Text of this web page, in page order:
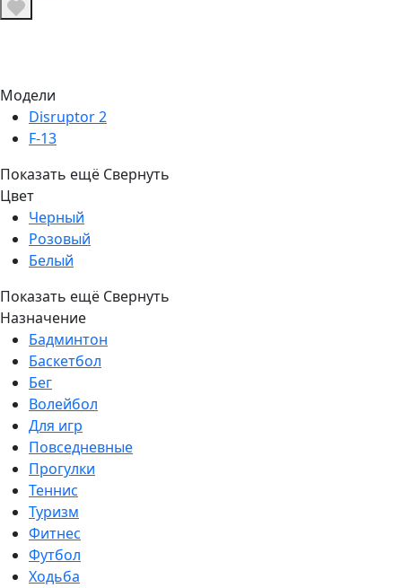
Модели
Disruptor 2
F-13
Показать ещё Свернуть
Цвет
Черный
Розовый
Белый
Показать ещё Свернуть
Назначение
Бадминтон
Баскетбол
Бег
Волейбол
Для игр
Повседневные
Прогулки
Теннис
Туризм
Фитнес
Футбол
Ходьба